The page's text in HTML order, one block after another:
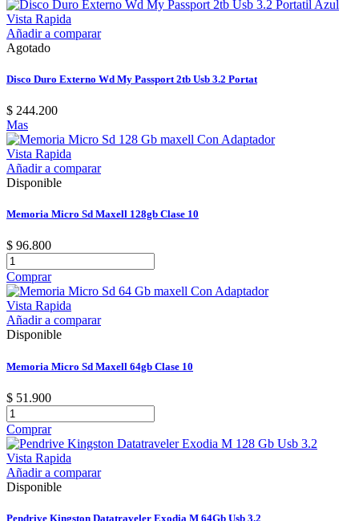
Vista Rapida
Añadir a comparar
Agotado
Disco Duro Externo Wd My Passport 2tb Usb 3.2 Portat
$ 244.200
Mas
Vista Rapida
Añadir a comparar
Disponible
Memoria Micro Sd Maxell 128gb Clase 10
$ 96.800
Comprar
Vista Rapida
Añadir a comparar
Disponible
Memoria Micro Sd Maxell 64gb Clase 10
$ 51.900
Comprar
Vista Rapida
Añadir a comparar
Disponible
Pendrive Kingston Datatraveler Exodia M 64Gb Usb 3.2